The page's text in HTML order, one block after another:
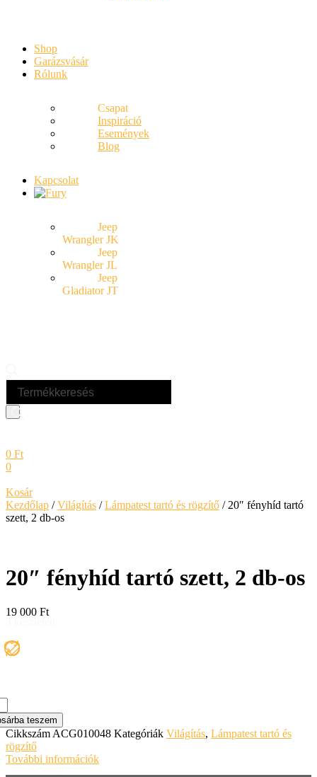
Shop
Garázsvásár
Rólunk
Csapat
Inspiráció
Események
Blog
Kapcsolat
Jeep
Wrangler JK
Jeep
Wrangler JL
Jeep
Gladiator JT
search
0 Ft
0
Kosár
Kezdőlap /Világítás /Lámpatest tartó és rögzítő / 20″ fényhíd tartó
szett, 2 db-os
20″ fényhíd tartó szett, 2 db-os
19 000 Ft
teszem
CikkszámACG010048 Kategóriák Világítás, Lámpatest tartó és
rögzítő
További információk